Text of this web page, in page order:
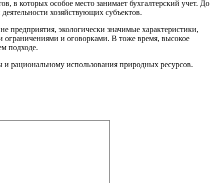
в которых особое место занимает бухгалтерский учет. До
хозяйствующих субъектов.
предприятия, экологически значимые ха­рактеристики,
ограничениями и оговорками. В то­же время, высокое
подходе.
рациональному использования природных ресурсов.